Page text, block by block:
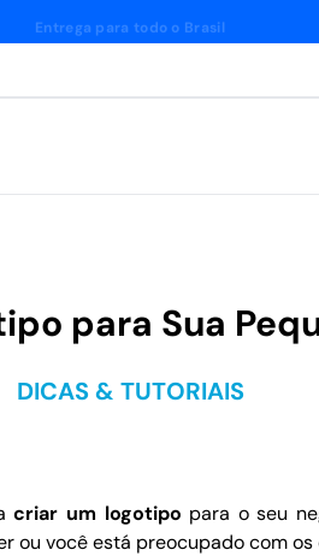
Fábrica própria
para Sua
DICAS & TUTORIAIS
criar um logotipo para o seu
ou você está preocupado com